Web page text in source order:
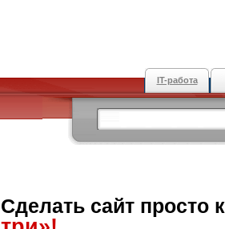
IT-работа
Сделать сайт просто